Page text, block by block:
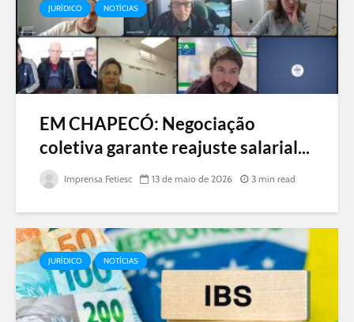
JURÍDICO NOTÍCIAS
EM CHAPECÓ: Negociação
coletiva garante reajuste salarial...
Imprensa Fetiesc 13 de maio de 2026 3 min read
JURÍDICO NOTÍCIAS